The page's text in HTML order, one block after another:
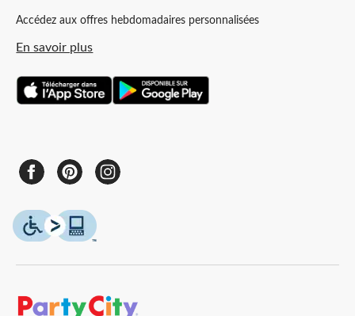
Accédez aux offres hebdomadaires personnalisées
En savoir plus